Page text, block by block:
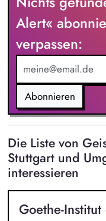
Schulungen und
Weiterentwicklung
Meldesystem.
Beschwerdekultur
Alert«
verpassen:
Abonnieren
Die Liste von
Stuttgart und
interessieren
Goethe-Institut